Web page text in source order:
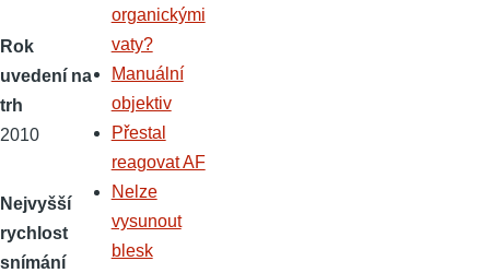
Rok
uvedení na
trh
2010
Nejvyšší
rychlost
snímání
organickými
vaty?
Manuální
objektiv
Přestal
reagovat AF
Nelze
vysunout
blesk